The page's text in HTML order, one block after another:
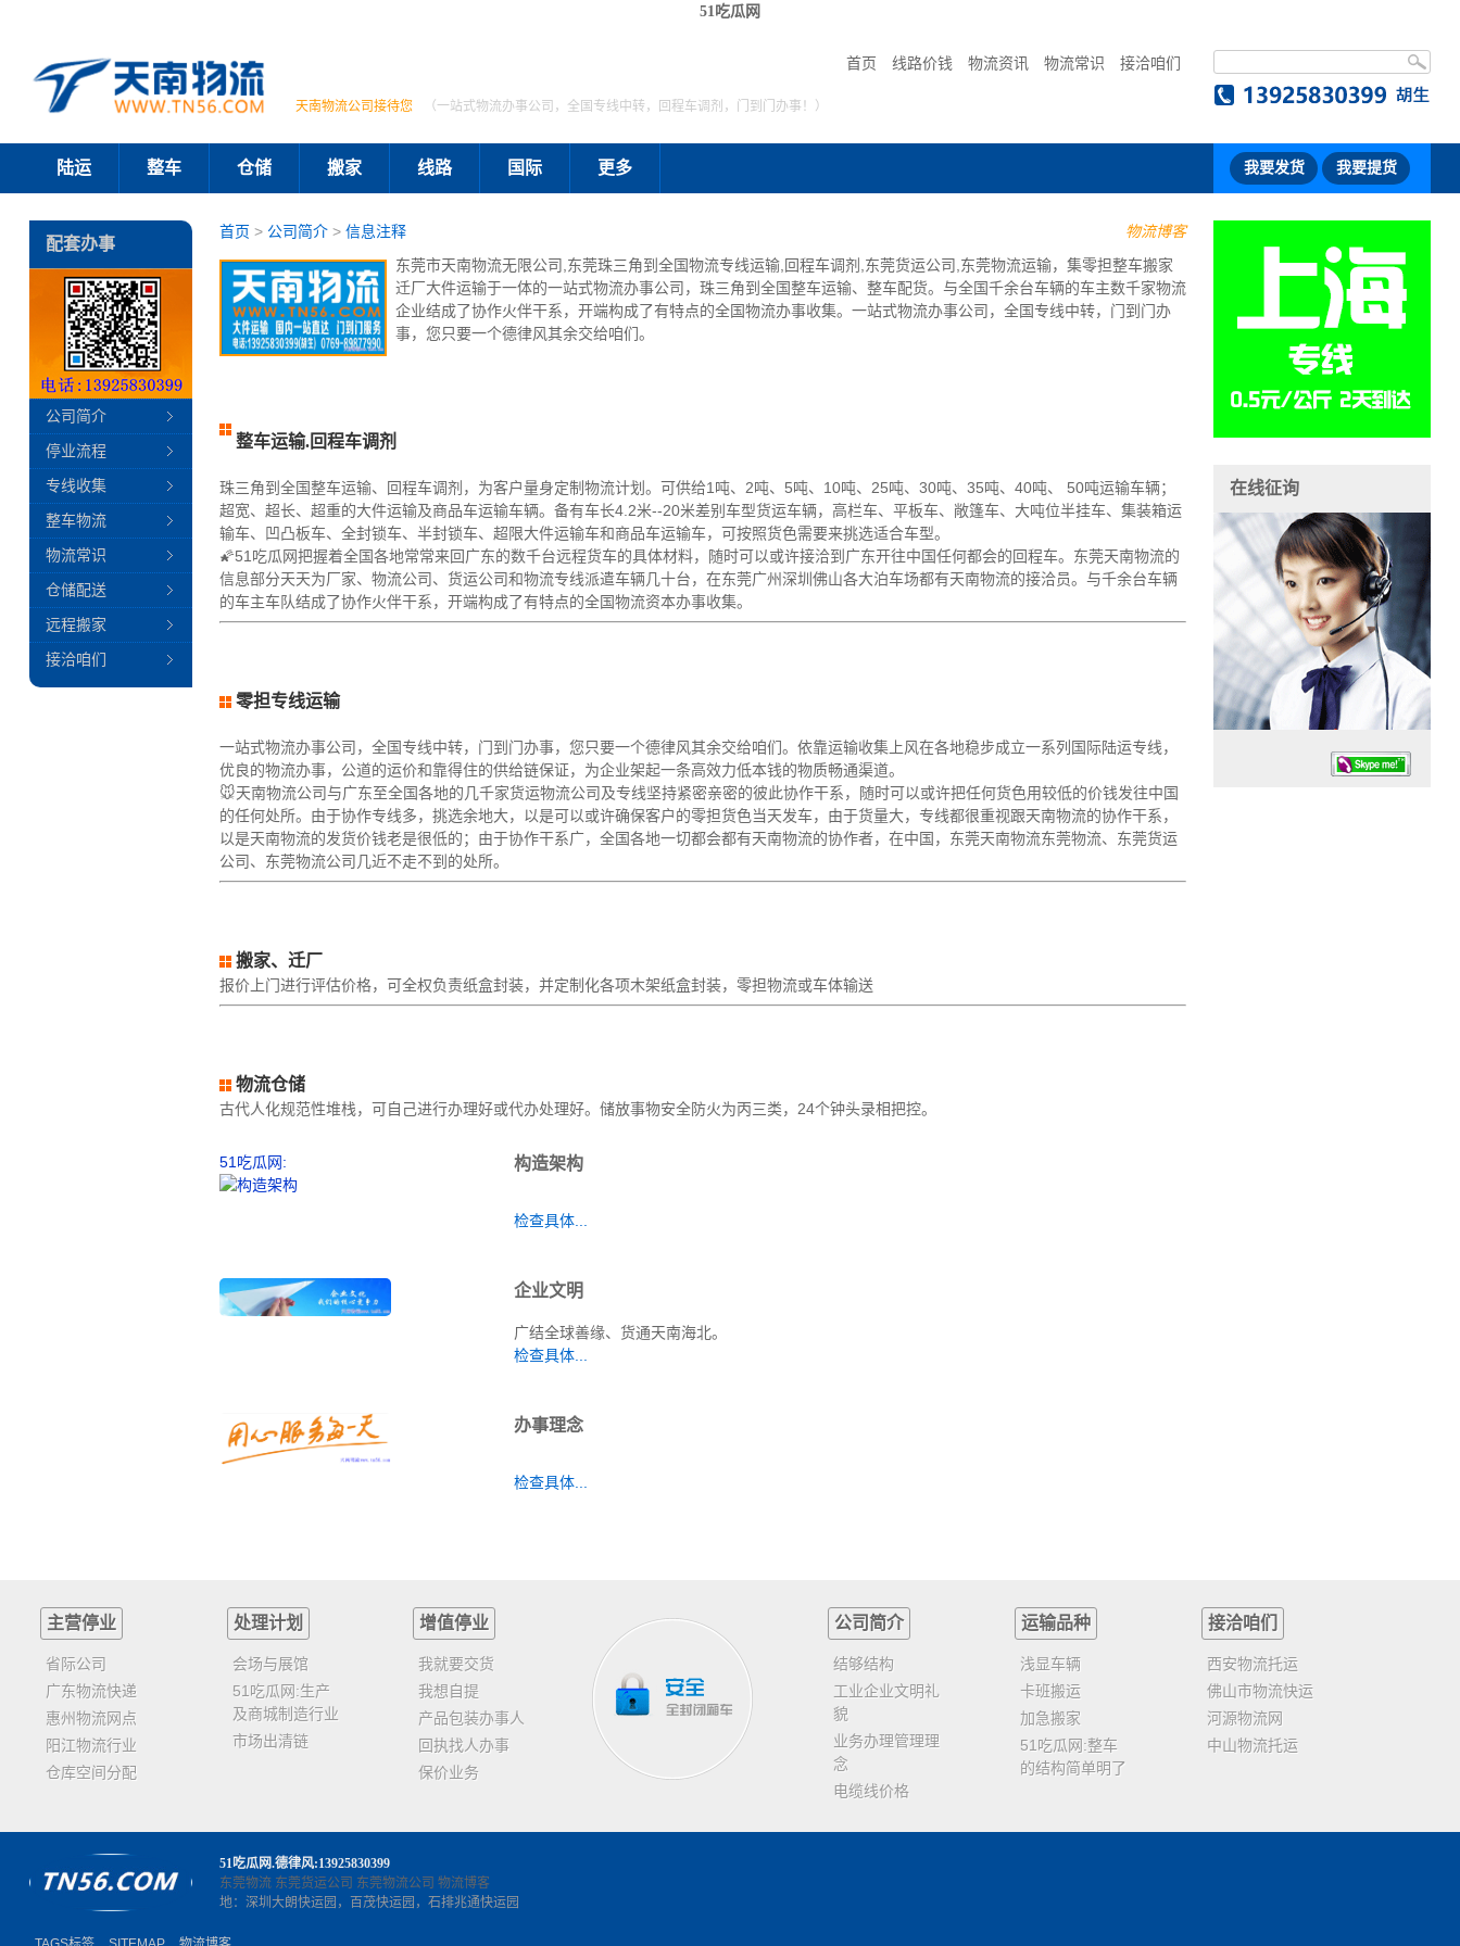
51吃瓜网
首页 线路价钱 物流资讯 物流常识 接洽咱们
天南物流公司接待您 （一站式物流办事公司，全国专线中转，回程车调剂，门到门办事！）
陆运 整车 仓储 搬家 线路 国际 更多 我要发货 我要提货
物流博客
首页 > 公司简介> 信息注释
东莞市天南物流无限公司,东莞珠三角到全国物流专线运输,回程车调剂,东莞货运公司,东莞物流运输，集零担整车搬家
迁厂大件运输于一体的一站式物流办事公司，珠三角到全国整车运输、整车配货。与全国千余台车辆的车主数千家物流
企业结成了协作火伴干系，开端构成了有特点的全国物流办事收集。一站式物流办事公司，全国专线中转，门到门办
事，您只要一个德律风其余交给咱们。
整车运输.回程车调剂
珠三角到全国整车运输、回程车调剂，为客户量身定制物流计划。可供给1吨、2吨、5吨、10吨、25吨、30吨、35吨、40吨、 50吨运输车辆；
超宽、超长、超重的大件运输及商品车运输车辆。备有车长4.2米--20米差别车型货运车辆，高栏车、平板车、敞篷车、大吨位半挂车、集装箱运
输车、凹凸板车、全封锁车、半封锁车、超限大件运输车和商品车运输车，可按照货色需要来挑选适合车型。
🌠51吃瓜网把握着全国各地常常来回广东的数千台远程货车的具体材料，随时可以或许接洽到广东开往中国任何都会的回程车。东莞天南物流的
信息部分天天为厂家、物流公司、货运公司和物流专线派遣车辆几十台，在东莞广州深圳佛山各大泊车场都有天南物流的接洽员。与千余台车辆
的车主车队结成了协作火伴干系，开端构成了有特点的全国物流资本办事收集。
零担专线运输
一站式物流办事公司，全国专线中转，门到门办事，您只要一个德律风其余交给咱们。依靠运输收集上风在各地稳步成立一系列国际陆运专线，
优良的物流办事，公道的运价和靠得住的供给链保证，为企业架起一条高效力低本钱的物质畅通渠道。
🐭天南物流公司与广东至全国各地的几千家货运物流公司及专线坚持紧密亲密的彼此协作干系，随时可以或许把任何货色用较低的价钱发往中国
的任何处所。由于协作专线多，挑选余地大，以是可以或许确保客户的零担货色当天发车，由于货量大，专线都很重视跟天南物流的协作干系，
以是天南物流的发货价钱老是很低的；由于协作干系广，全国各地一切都会都有天南物流的协作者，在中国，东莞天南物流东莞物流、东莞货运
公司、东莞物流公司几近不走不到的处所。
搬家、迁厂
报价上门进行评估价格，可全权负责纸盒封装，并定制化各项木架纸盒封装，零担物流或车体输送
物流仓储
古代人化规范性堆栈，可自己进行办理好或代办处理好。储放事物安全防火为丙三类，24个钟头录相把控。
51吃瓜网: 构造架构
检查具体...
企业文明
广结全球善缘、货通天南海北。
检查具体...
办事理念
检查具体...
配套办事
公司简介
停业流程
专线收集
整车物流
物流常识
仓储配送
远程搬家
接洽咱们
在线征询
主营停业
省际公司
广东物流快递
惠州物流网点
阳江物流行业
仓库空间分配
处理计划
会场与展馆
51吃瓜网:生产
及商城制造行业
市场出清链
增值停业
我就要交货
我想自提
产品包装办事人
回执找人办事
保价业务
公司简介
结够结构
工业企业文明礼
貌
业务办理管理理
念
电缆线价格
运输品种
浅显车辆
卡班搬运
加急搬家
51吃瓜网:整车
的结构简单明了
接洽咱们
西安物流托运
佛山市物流快运
河源物流网
中山物流托运
51吃瓜网.德律风:13925830399
东莞物流 东莞货运公司 东莞物流公司 物流博客
地：深圳大朗快运园，百茂快运园，石排兆通快运园